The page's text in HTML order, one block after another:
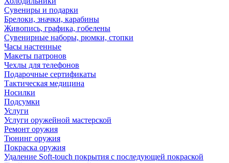
Сувениры и подарки
Брелоки, значки, карабины
Живопись, графика, гобелены
Сувенирные наборы, рюмки, стопки
Часы настенные
Макеты патронов
Чехлы для телефонов
Подарочные сертификаты
Тактическая медицина
Носилки
Подсумки
Услуги
Услуги оружейной мастерской
Ремонт оружия
Тюнинг оружия
Покраска оружия
Удаление Soft-touch покрытия с последующей покраской